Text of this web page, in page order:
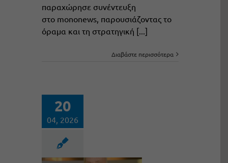
παραχώρησε συνέντευξη
στο mononews, παρουσιάζοντας το
όραμα και τη στρατηγική [...]
Διαβάστε περισσότερα
20
04, 2026